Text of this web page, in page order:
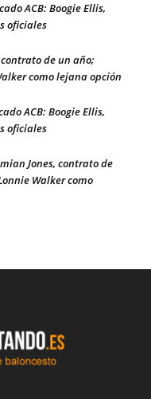
ACB: Boogie Ellis,
oficiales
de un año;
como lejana opción
ACB: Boogie Ellis,
oficiales
Jones, contrato de
Walker como